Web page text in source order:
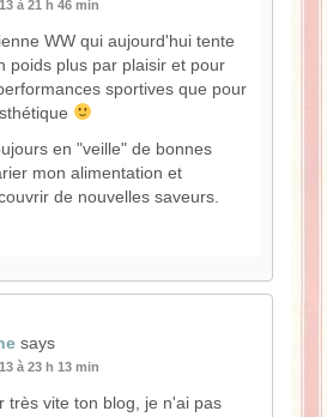
à 21 h 46 min
WW qui aujourd'hui tente
poids plus par plaisir et pour
sportives que pour
en "veille" de bonnes
mon alimentation et
de nouvelles saveurs.
says
à 23 h 13 min
très vite ton blog, je n'ai pas